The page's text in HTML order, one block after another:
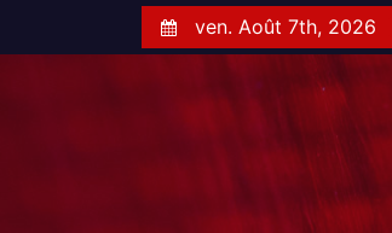
ven. Août 7th, 2026